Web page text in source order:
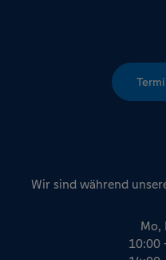
Wir sind während
Mo,
10:00